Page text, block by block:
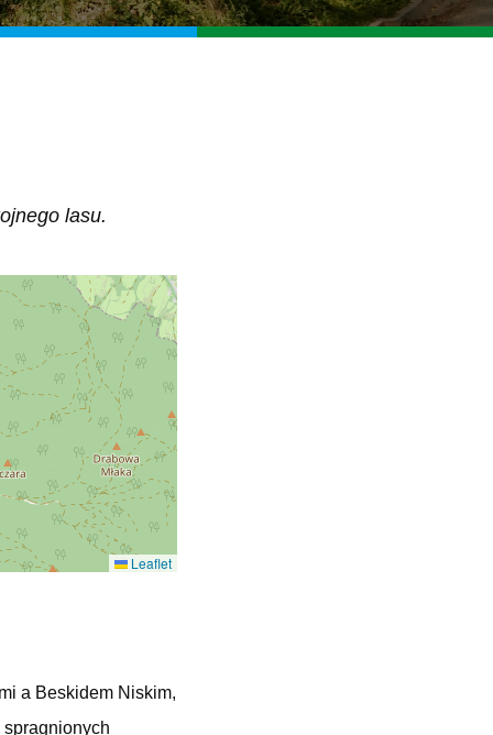
lasu.
Leaflet
a Beskidem Niskim,
spragnionych